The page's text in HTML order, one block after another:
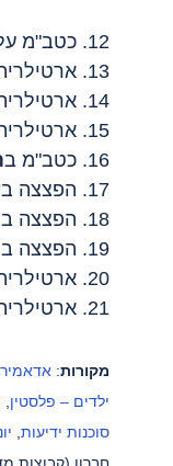
12. כטב"מ על
13. ארטילריה על
14. ארטילריה על
15. ארטילריה ב
16. כטב"מ ב
17. הפצצה ב
18. הפצצה ב
19. הפצצה ב
20. ארטילריה על
21. ארטילריה על
מקורות: אדאמיר
ילדים – פלסטין,
סוכנות ידיעות,